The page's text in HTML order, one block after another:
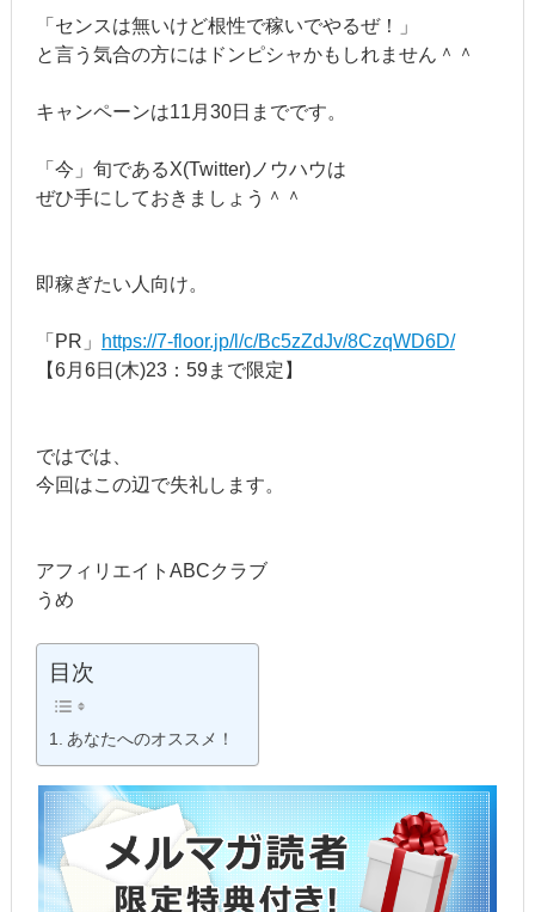
「センスは無いけど根性で稼いでやるぜ！」
と言う気合の方にはドンピシャかもしれません＾＾
キャンペーンは11月30日までです。
「今」旬であるX(Twitter)ノウハウは
ぜひ手にしておきましょう＾＾
即稼ぎたい人向け。
「PR」
https://7-floor.jp/l/c/Bc5zZdJv/8CzqWD6D/
【6月6日(木)23：59まで限定】
ではでは、
今回はこの辺で失礼します。
アフィリエイトABCクラブ
うめ
目次
あなたへのオススメ！